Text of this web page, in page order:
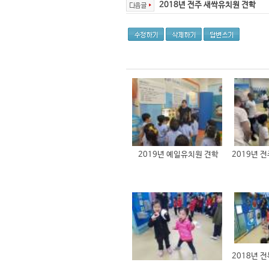
2018년 전주 새싹유치원 견학
2019년 예일유치원 견학 2019년 전
2018년 전